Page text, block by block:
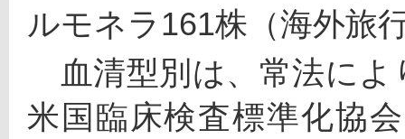
ルモネラ161株（海外旅
血清型別は、常法によ
米国臨床検査標準化協